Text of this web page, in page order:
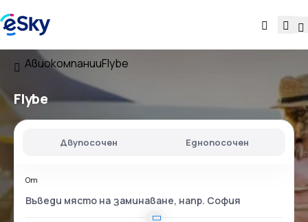
АвиокомпанииFlybe
Flybe
Двупосочен Еднопосочен
От